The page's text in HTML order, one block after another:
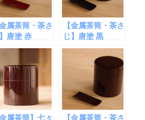
金属茶筒・茶さ
唐塗 赤
【金属茶筒・茶さ
じ】唐塗 黒
金属茶筒】七々
【金属茶筒・茶さ